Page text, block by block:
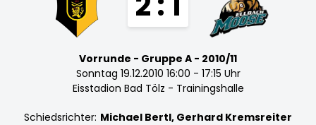
Vorrunde - Gruppe A - 2010/11
Sonntag 19.12.2010 16:00 - 17:15 Uhr
Eisstadion Bad Tölz - Trainingshalle
Schiedsrichter: Michael Bertl, Gerhard Kremsreiter